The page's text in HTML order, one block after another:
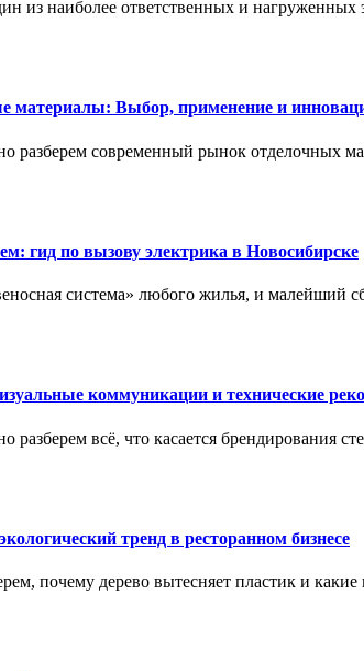
из наиболее ответственных и
материалы: Выбор, применение и
разберем современный рынок отделочных
гид по вызову электрика в Новосибирске
система» любого жилья, и малейший
коммуникации и технические
разберем всё, что касается брендирования
тренд в ресторанном бизнесе
почему дерево вытесняет пластик и